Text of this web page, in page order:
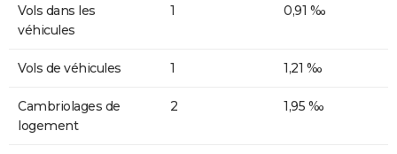
Vols dans les
véhicules
1 0,91 ‰
Vols de véhicules 1 1,21 ‰
Cambriolages de
logement
2 1,95 ‰